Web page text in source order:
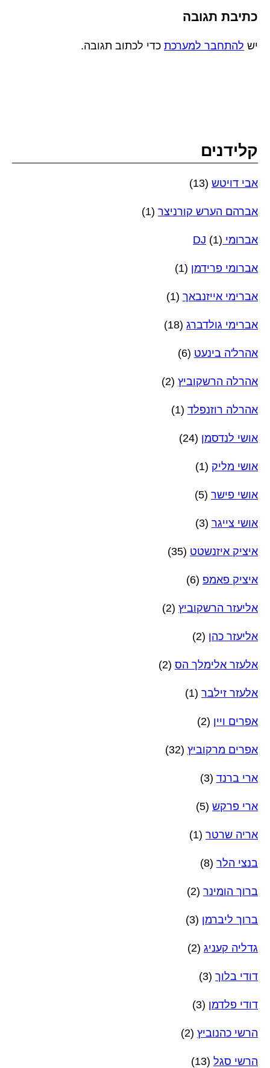
כתיבת תגובה
יש להתחבר למערכת כדי לכתוב תגובה.
קלידנים
אבי דויטש (13)
אברהם הערש קורניצר (1)
אברומי DJ (1)
אברומי פרידמן (1)
אברימי אייזנבאך (1)
אברימי גולדברג (18)
אהרל'ה בינעט (6)
אהרלה הרשקוביץ (2)
אהרלה רוזנפלד (1)
אושי לנדסמן (24)
אושי מליק (1)
אושי פישר (5)
אושי צייגר (3)
איציק איזנשטט (35)
איציק פאמפ (6)
אליעזר הרשקוביץ (2)
אליעזר כהן (2)
אלעזר אלימלך הס (2)
אלעזר זילבר (1)
אפרים ויין (2)
אפרים מרקוביץ (32)
ארי ברנד (3)
ארי פרקש (5)
אריה שרטר (1)
בנצי הלר (8)
ברוך הומינר (2)
ברוך ליברמן (3)
גדליה קעניג (2)
דודי בלוך (3)
דודי פלדמן (3)
הרשי כהנוביץ (2)
הרשי סגל (13)